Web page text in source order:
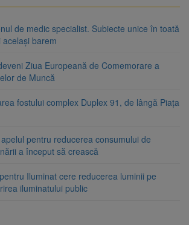
de medic specialist. Subiecte unice în toată
barem
Ziua Europeană de Comemorare a
de Muncă
fostului complex Duplex 91, de lângă Piața
pentru reducerea consumului de
a început să crească
Iluminat cere reducerea luminii pe
iluminatului public